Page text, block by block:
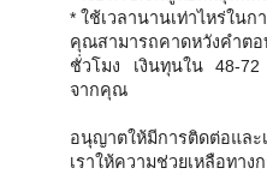
* ใช้เวลานานเท่าไหร่ใน
คุณสามารถคาดหวังคำต
ชั่วโมง เงินทุนใน 48-72
จากคุณ
อนุญาตให้มีการติดต่อและ
เราให้ความช่วยเหลือทาง